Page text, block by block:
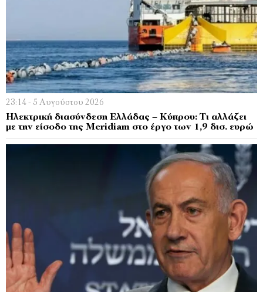
23:14 - 5 Αυγούστου 2026
Ηλεκτρική διασύνδεση Ελλάδας – Κύπρου: Τι αλλάζει
με την είσοδο της Meridiam στο έργο των 1,9 δισ. ευρώ